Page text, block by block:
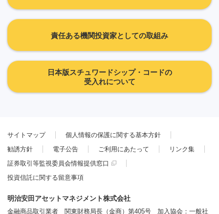
責任ある機関投資家としての取組み
日本版スチュワードシップ・コードの
受入れについて
サイトマップ
個人情報の保護に関する基本方針
勧誘方針
電子公告 ご利用にあたって
リンク集
証券取引等監視委員会情報提供窓口
投資信託に関する留意事項
明治安田アセットマネジメント株式会社
金融商品取引業者 関東財務局長（金商）第405号 加入協会：一般社